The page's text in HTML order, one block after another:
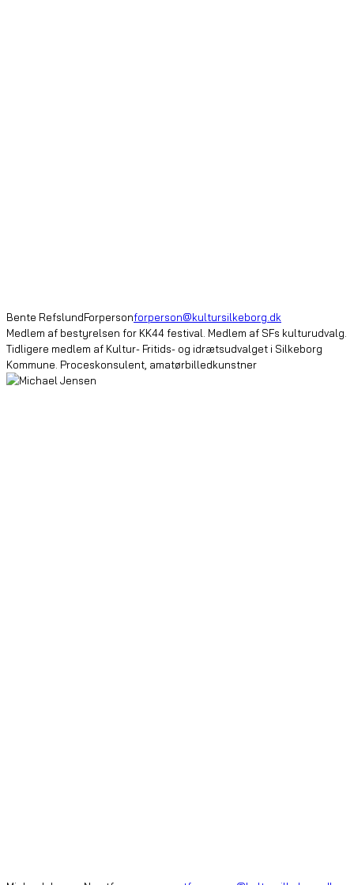
Bente RefslundForpersonforperson@kultursilkeborg.dk
Medlem af bestyrelsen for KK44 festival. Medlem af SFs kulturudvalg.
Tidligere medlem af Kultur- Fritids- og idrætsudvalget i Silkeborg
Kommune. Proceskonsulent, amatørbilledkunstner